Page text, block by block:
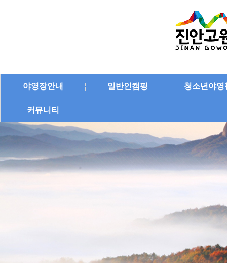
야영장안내 일반인캠핑 청소년야영
커뮤니티